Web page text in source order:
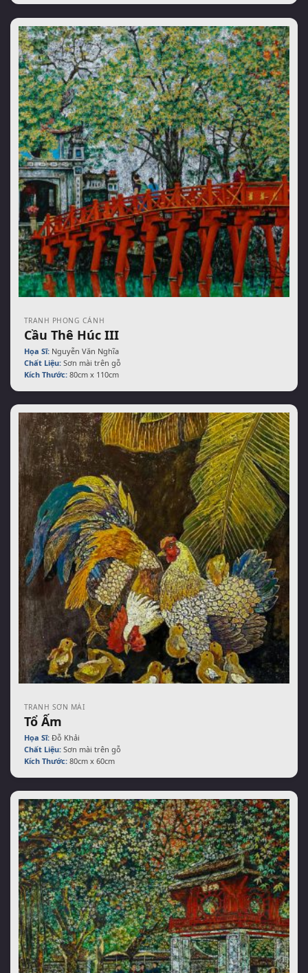
TRANH PHONG CẢNH
Cầu Thê Húc III
Họa Sĩ:Nguyễn Văn Nghĩa
Chất Liệu: Sơn mài trên gỗ
Kích Thước:80cm x 110cm
TRANH SƠN MÀI
Tổ Ấm
Họa Sĩ:Đỗ Khải
Chất Liệu:Sơn mài trên gỗ
Kích Thước:80cm x 60cm